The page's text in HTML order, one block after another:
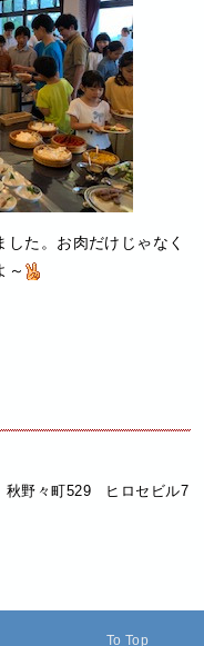
た。お肉だけじゃなく
～
野々町529 ヒロセビル7
To Top